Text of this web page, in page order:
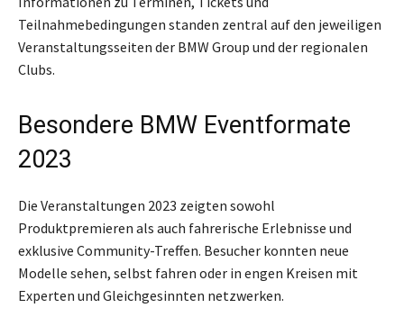
Teilnahmebedingungen standen zentral auf den jeweiligen
Veranstaltungsseiten der BMW Group und der regionalen
Clubs.
Besondere BMW Eventformate
2023
Die Veranstaltungen 2023 zeigten sowohl
Produktpremieren als auch fahrerische Erlebnisse und
exklusive Community-Treffen. Besucher konnten neue
Modelle sehen, selbst fahren oder in engen Kreisen mit
Experten und Gleichgesinnten netzwerken.